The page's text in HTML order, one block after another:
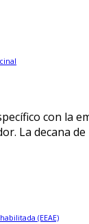
con la
La decana
(EEAE)